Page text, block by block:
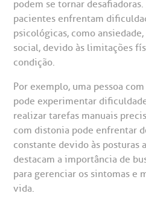
CEP: 01323-001 | Bela Vista
São Paulo - SP
de Bioética
de Sangue
de órgãos
podem se tornar
pacientes enfrentam
psicológicas, como
social, devido às limitações
condição.
Por exemplo, uma pessoa
pode experimentar
realizar tarefas manuais
com distonia pode enfrentar
constante devido às posturas
destacam a importância de
para gerenciar os sintomas e
vida.